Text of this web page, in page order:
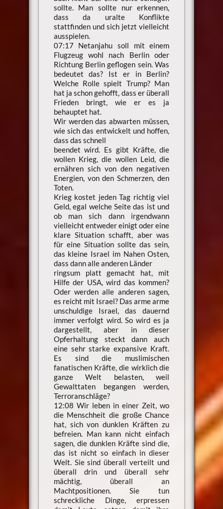
sollte. Man sollte nur erkennen,
dass da uralte Konflikte
stattfinden und sich jetzt vielleicht
ausspielen.
07:17 Netanjahu soll mit einem
Flugzeug wohl nach Berlin oder
Richtung Berlin geflogen sein. Was
bedeutet das? Ist er in Berlin?
Welche Rolle spielt Trump? Man
hat ja schon gehofft, dass er überall
Frieden bringt, wie er es ja
behauptet hat.
Wir werden das abwarten müssen,
wie sich das entwickelt und hoffen,
dass das schnell
beendet wird. Es gibt Kräfte, die
wollen Krieg, die wollen Leid, die
ernähren sich von den negativen
Energien, von den Schmerzen, den
Toten.
Krieg kostet jeden Tag richtig viel
Geld, egal welche Seite das ist und
ob man sich dann irgendwann
vielleicht entweder einigt oder eine
klare Situation schafft, aber was
für eine Situation sollte das sein,
das kleine Israel im Nahen Osten,
dass dann alle anderen Länder
ringsum platt gemacht hat, mit
Hilfe der USA, wird das kommen?
Oder werden alle anderen sagen,
es reicht mit Israel? Das arme arme
unschuldige Israel, das dauernd
immer verfolgt wird. So wird es ja
dargestellt, aber in dieser
Opferhaltung steckt dann auch
eine sehr starke expansive Kraft.
Es sind die muslimischen
fanatischen Kräfte, die wirklich die
ganze Welt belasten, weil
Gewalttaten begangen werden,
Terroranschläge?
12:08 Wir leben in einer Zeit, wo
die Menschheit die große Chance
hat, sich von dunklen Kräften zu
befreien. Man kann nicht einfach
sagen, die dunklen Kräfte sind die,
das ist nicht so einfach in dieser
Welt. Sie sind überall verteilt und
überall drin und überall sehr
mächtig, überall an
Machtpositionen. Sie tun
schreckliche Dinge, erpressen